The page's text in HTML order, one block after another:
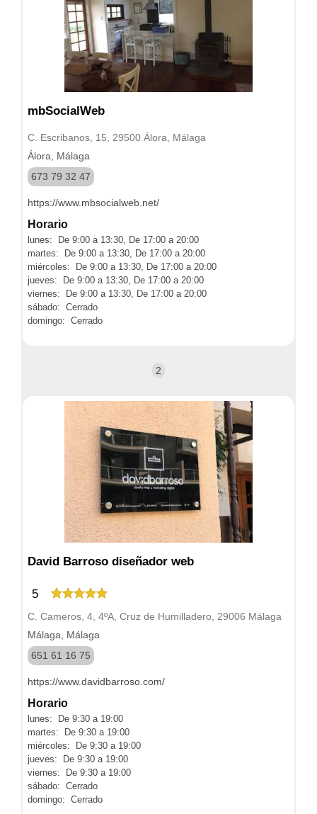
mbSocialWeb
C. Escribanos, 15, 29500 Álora, Málaga
Álora, Málaga
673 79 32 47
https://www.mbsocialweb.net/
Horario
lunes: De 9:00 a 13:30, De 17:00 a 20:00
martes: De 9:00 a 13:30, De 17:00 a 20:00
miércoles: De 9:00 a 13:30, De 17:00 a 20:00
jueves: De 9:00 a 13:30, De 17:00 a 20:00
viernes: De 9:00 a 13:30, De 17:00 a 20:00
sábado: Cerrado
domingo: Cerrado
2
David Barroso diseñador web
5
C. Cameros, 4, 4ºA, Cruz de Humilladero, 29006 Málaga
Málaga, Málaga
651 61 16 75
https://www.davidbarroso.com/
Horario
lunes: De 9:30 a 19:00
martes: De 9:30 a 19:00
miércoles: De 9:30 a 19:00
jueves: De 9:30 a 19:00
viernes: De 9:30 a 19:00
sábado: Cerrado
domingo: Cerrado